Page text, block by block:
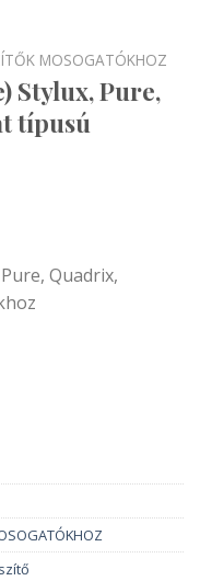
MOSOGATÓKHOZ
Stylux, Pure,
típusú
Quadrix,
Quadrix,